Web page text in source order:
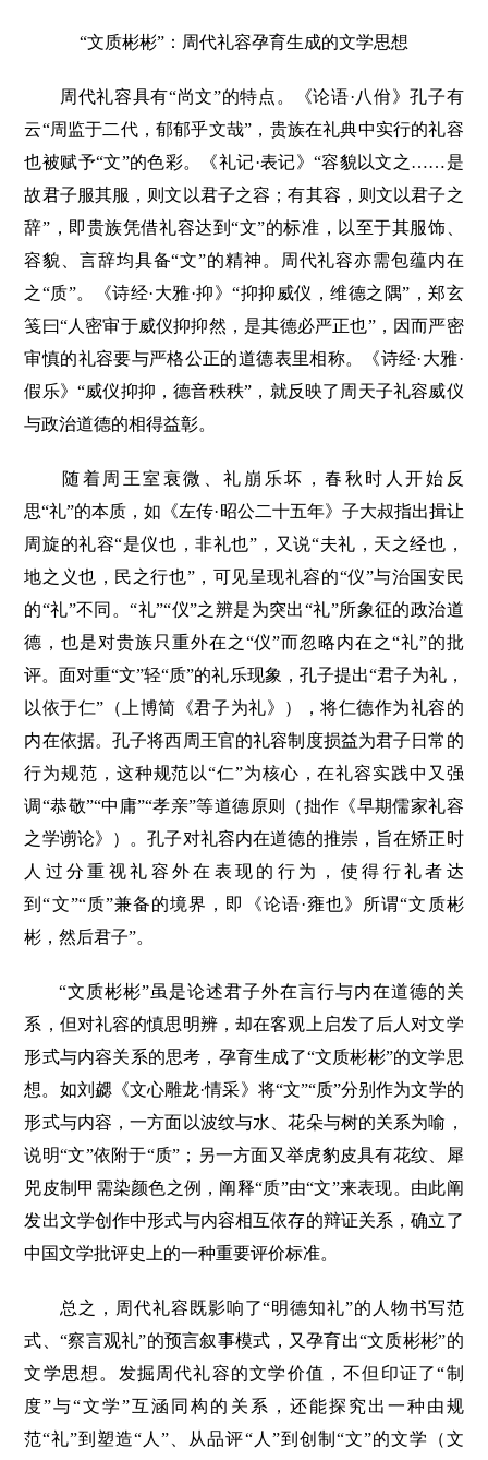
“文质彬彬”：周代礼容孕育生成的文学思想
周代礼容具有“尚文”的特点。《论语·八佾》孔子有
云“周监于二代，郁郁乎文哉”，贵族在礼典中实行的礼容
也被赋予“文”的色彩。《礼记·表记》“容貌以文之……是
故君子服其服，则文以君子之容；有其容，则文以君子之
辞”，即贵族凭借礼容达到“文”的标准，以至于其服饰、
容貌、言辞均具备“文”的精神。周代礼容亦需包蕴内在
之“质”。《诗经·大雅·抑》“抑抑威仪，维德之隅”，郑玄
笺曰“人密审于威仪抑抑然，是其德必严正也”，因而严密
审慎的礼容要与严格公正的道德表里相称。《诗经·大雅·
假乐》“威仪抑抑，德音秩秩”，就反映了周天子礼容威仪
与政治道德的相得益彰。
随着周王室衰微、礼崩乐坏，春秋时人开始反
思“礼”的本质，如《左传·昭公二十五年》子大叔指出揖让
周旋的礼容“是仪也，非礼也”，又说“夫礼，天之经也，
地之义也，民之行也”，可见呈现礼容的“仪”与治国安民
的“礼”不同。“礼”“仪”之辨是为突出“礼”所象征的政治道
德，也是对贵族只重外在之“仪”而忽略内在之“礼”的批
评。面对重“文”轻“质”的礼乐现象，孔子提出“君子为礼，
以依于仁”（上博简《君子为礼》），将仁德作为礼容的
内在依据。孔子将西周王官的礼容制度损益为君子日常的
行为规范，这种规范以“仁”为核心，在礼容实践中又强
调“恭敬”“中庸”“孝亲”等道德原则（拙作《早期儒家礼容
之学谫论》）。孔子对礼容内在道德的推崇，旨在矫正时
人过分重视礼容外在表现的行为，使得行礼者达
到“文”“质”兼备的境界，即《论语·雍也》所谓“文质彬
彬，然后君子”。
“文质彬彬”虽是论述君子外在言行与内在道德的关
系，但对礼容的慎思明辨，却在客观上启发了后人对文学
形式与内容关系的思考，孕育生成了“文质彬彬”的文学思
想。如刘勰《文心雕龙·情采》将“文”“质”分别作为文学的
形式与内容，一方面以波纹与水、花朵与树的关系为喻，
说明“文”依附于“质”；另一方面又举虎豹皮具有花纹、犀
兕皮制甲需染颜色之例，阐释“质”由“文”来表现。由此阐
发出文学创作中形式与内容相互依存的辩证关系，确立了
中国文学批评史上的一种重要评价标准。
总之，周代礼容既影响了“明德知礼”的人物书写范
式、“察言观礼”的预言叙事模式，又孕育出“文质彬彬”的
文学思想。发掘周代礼容的文学价值，不但印证了“制
度”与“文学”互涵同构的关系，还能探究出一种由规
范“礼”到塑造“人”、从品评“人”到创制“文”的文学（文